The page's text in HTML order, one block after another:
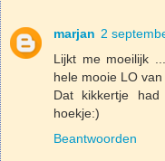
marjan 2
Lijkt me moeilijk
hele mooie LO
Dat kikkertje
hoekje:)
Beantwoorden